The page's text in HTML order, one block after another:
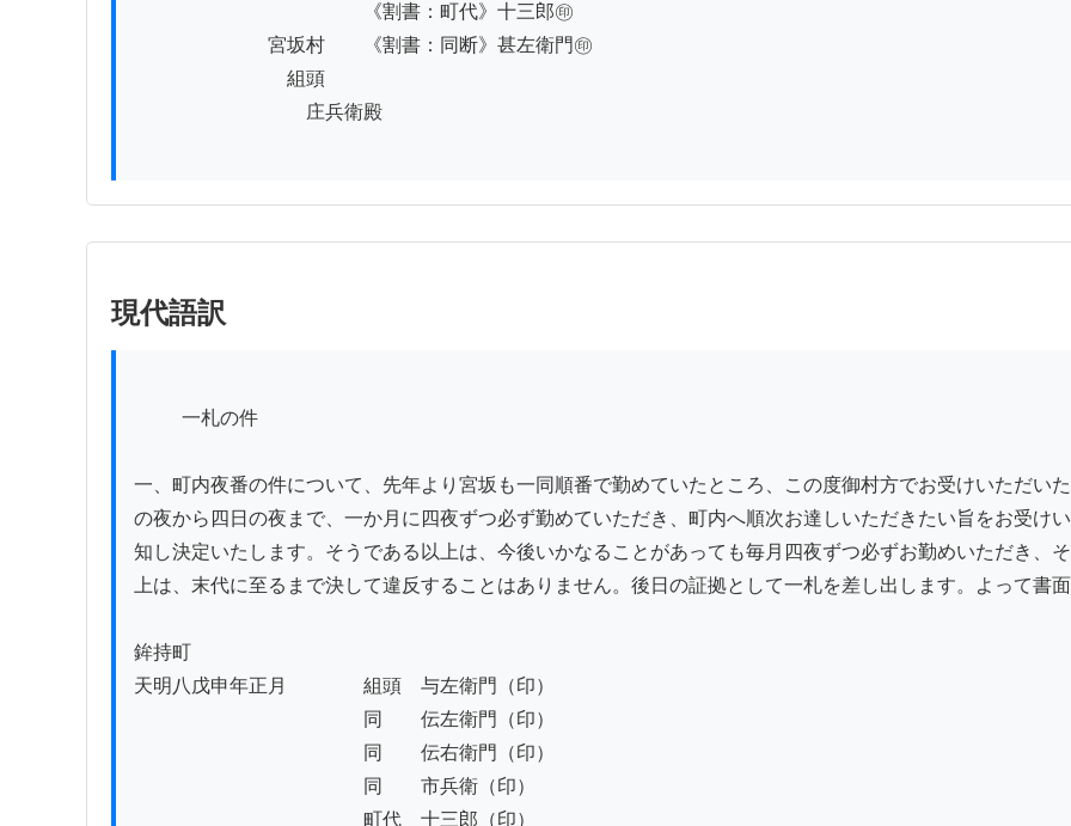
《割書：町代》十三郎㊞
宮坂村　　《割書：同断》甚左衛門㊞
組頭
庄兵衛殿
現代語訳
一、町内夜番の件について、先年より宮坂も一同順番で勤めていたところ、この度御村方でお受けいただい
の夜から四日の夜まで、一か月に四夜ずつ必ず勤めていただき、町内へ順次お達しいただきたい旨をお受け
知し決定いたします。そうである以上は、今後いかなることがあっても毎月四夜ずつ必ずお勤めいただき、
上は、末代に至るまで決して違反することはありません。後日の証拠として一札を差し出します。よって書面
鉾持町
天明八戊申年正月　　　　組頭　与左衛門（印）
同　　伝左衛門（印）
同　　伝右衛門（印）
同　　市兵衛（印）
町代　十三郎（印）